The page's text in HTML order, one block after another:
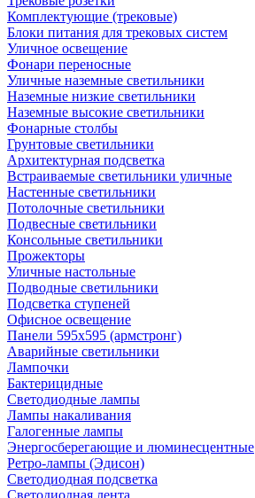
Комплектующие (трековые)
Блоки питания для трековых систем
Уличное освещение
Фонари переносные
Уличные наземные светильники
Наземные низкие светильники
Наземные высокие светильники
Фонарные столбы
Грунтовые светильники
Архитектурная подсветка
Встраиваемые светильники уличные
Настенные светильники
Потолочные светильники
Подвесные светильники
Консольные светильники
Прожекторы
Уличные настольные
Подводные светильники
Подсветка ступеней
Офисное освещение
Панели 595х595 (армстронг)
Аварийные светильники
Лампочки
Бактерицидные
Светодиодные лампы
Лампы накаливания
Галогенные лампы
Энергосберегающие и люминесцентные
Ретро-лампы (Эдисон)
Светодиодная подсветка
Светодиодная лента